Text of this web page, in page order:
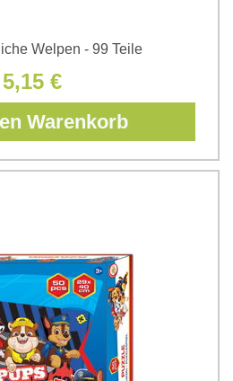
Welpen - 99 Teile
5,15 €
Warenkorb